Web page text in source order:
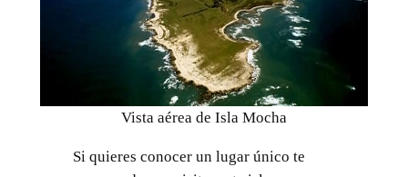
Vista aérea de Isla Mocha
Si quieres conocer un lugar único te